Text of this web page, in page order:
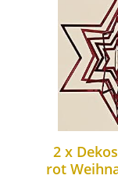
2 x
rot